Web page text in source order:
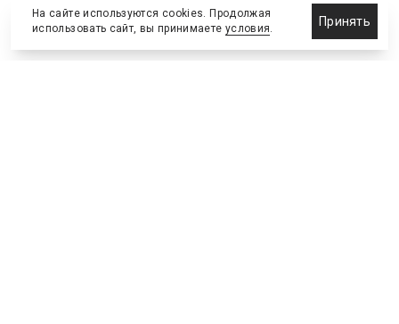
На сайте используются cookies. Продолжая
использовать сайт, вы принимаете условия.
Принять